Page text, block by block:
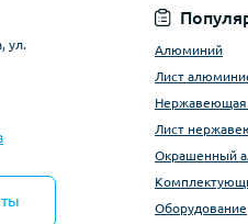
ул.
Алюминий
Лист
Нержавеющая
Лист
Окрашенный
Оборудование